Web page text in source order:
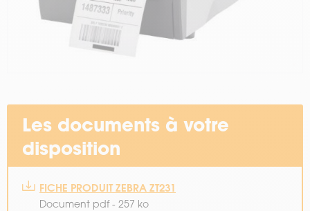
Les documents à votre
disposition
FICHE PRODUIT ZEBRA ZT231
Document pdf - 257 ko